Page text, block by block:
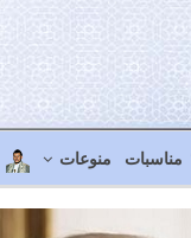
مناسبات منوعات